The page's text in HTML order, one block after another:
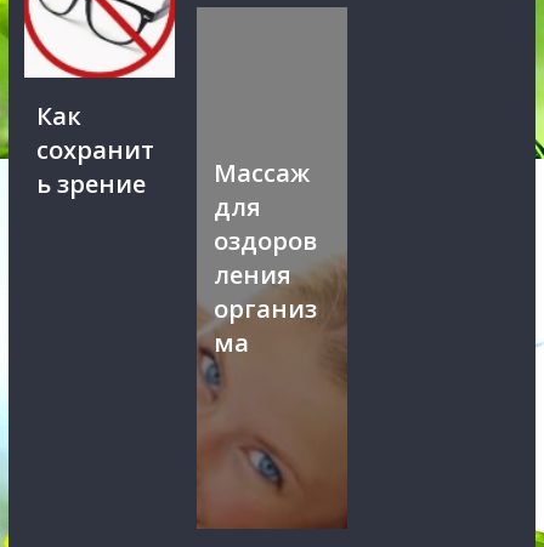
Как
сохранит
ь зрение
Массаж
для
оздоров
ления
организ
ма